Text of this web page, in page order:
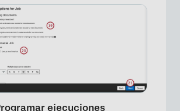
ejecuciones